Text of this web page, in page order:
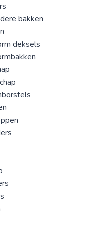
bakken
deksels